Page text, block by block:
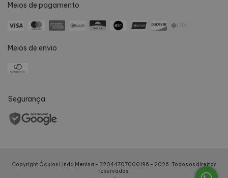
Meios de pagamento
Meios de envio
Segurança
Copyright Óculos Linda Menina - 32044707000196 - 2026. Todos os direitos
reservados.